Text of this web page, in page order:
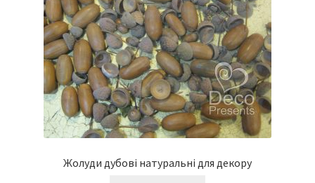
Жолуди дубові натуральні для декору